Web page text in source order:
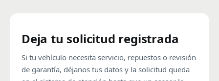
Deja tu solicitud registrada
Si tu vehículo necesita servicio, repuestos o revisión
de garantía, déjanos tus datos y la solicitud queda